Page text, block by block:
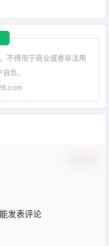
不得用于商业或者非法用
负。
发表评论